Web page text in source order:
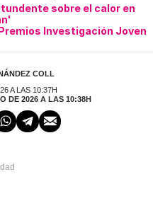
sobre el calor en
Investigación Joven
COLL
A LAS 10:37H
DE 2026 A LAS 10:38H